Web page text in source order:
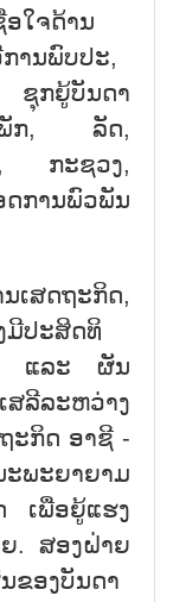
ອໃຈດ້ານ
ານພົບປະ,
ຊຸກຍູ້ບັນດາ
ພັກ, ລັດ,
, ກະຊວງ,
ານພົວພັນ
ດຖະກິດ,
ມີປະສິດທິ
ບ ແລະ ຜັນ
ລະຫວ່າງ
ະກິດ ອາຊີ -
ພະຍາຍາມ
ເພື່ອຍູ້ແຮງ
. ສອງຝ່າຍ
ອງບັນດາ